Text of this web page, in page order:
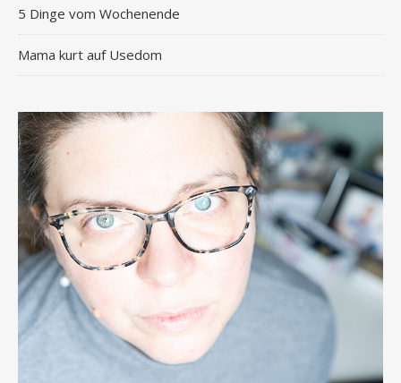
5 Dinge vom Wochenende
Mama kurt auf Usedom